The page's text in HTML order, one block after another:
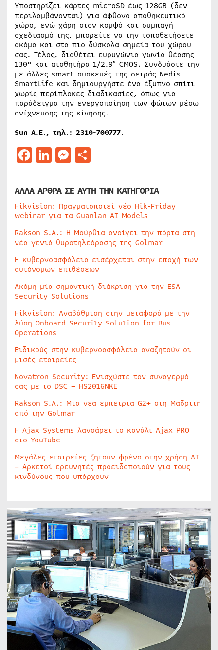
Υποστηρίζει κάρτες microSD έως 128GB (δεν
περιλαμβάνονται) για άφθονο αποθηκευτικό
χώρο, ενώ χάρη στον κομψό και συμπαγή
σχεδιασμό της, μπορείτε να την τοποθετήσετε
ακόμα και στα πιο δύσκολα σημεία του χώρου
σας. Τέλος, διαθέτει ευρυγώνια γωνία θέασης
130° και αισθητήρα 1/2.9″ CMOS. Συνδυάστε την
με άλλες smart συσκευές της σειράς Nedis
SmartLife και δημιουργήστε ένα έξυπνο σπίτι
χωρίς περίπλοκες διαδικασίες, όπως για
παράδειγμα την ενεργοποίηση των φώτων μέσω
ανίχνευσης της κίνησης.
Sun Α.Ε., τηλ.: 2310-700777.
Facebook
LinkedIn
Messenger
ΑΛΛΑ ΑΡΘΡΑ ΣΕ ΑΥΤΗ ΤΗΝ ΚΑΤΗΓΟΡΙΑ
Hikvision: Πραγματοποιεί νέο Hik-Friday
webinar για τα Guanlan AI Models
Rakson S.A.: Η Μούρθια ανοίγει την πόρτα στη
νέα γενιά θυροτηλεόρασης της Golmar
Η κυβερνοασφάλεια εισέρχεται στην εποχή των
αυτόνομων επιθέσεων
Ακόμη μία σημαντική διάκριση για την ESA
Security Solutions
Hikvision: Αναβάθμιση στην μεταφορά με την
λύση Onboard Security Solution for Bus
Operations
Ειδικούς στην κυβερνοασφάλεια αναζητούν οι
μισές εταιρείες
Novatron Security: Ενισχύστε τον συναγερμό
σας με το DSC – HS2016NKE
Rakson S.A.: Μία νέα εμπειρία G2+ στη Μαδρίτη
από την Golmar
Η Ajax Systems λανσάρει το κανάλι Ajax PRO
στο YouTube
Μεγάλες εταιρείες ζητούν φρένο στην χρήση AI
– Αρκετοί ερευνητές προειδοποιούν για τους
κινδύνους που υπάρχουν